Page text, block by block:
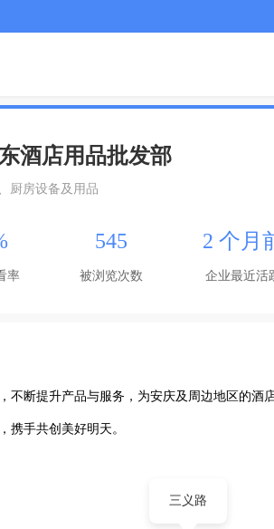
酒店用品批发部
厨房设备及用品
率
545
被浏览次数
2 个月
企业最近活
不断提升产品与服务，为安庆及周边地区的酒
携手共创美好明天。
三义路